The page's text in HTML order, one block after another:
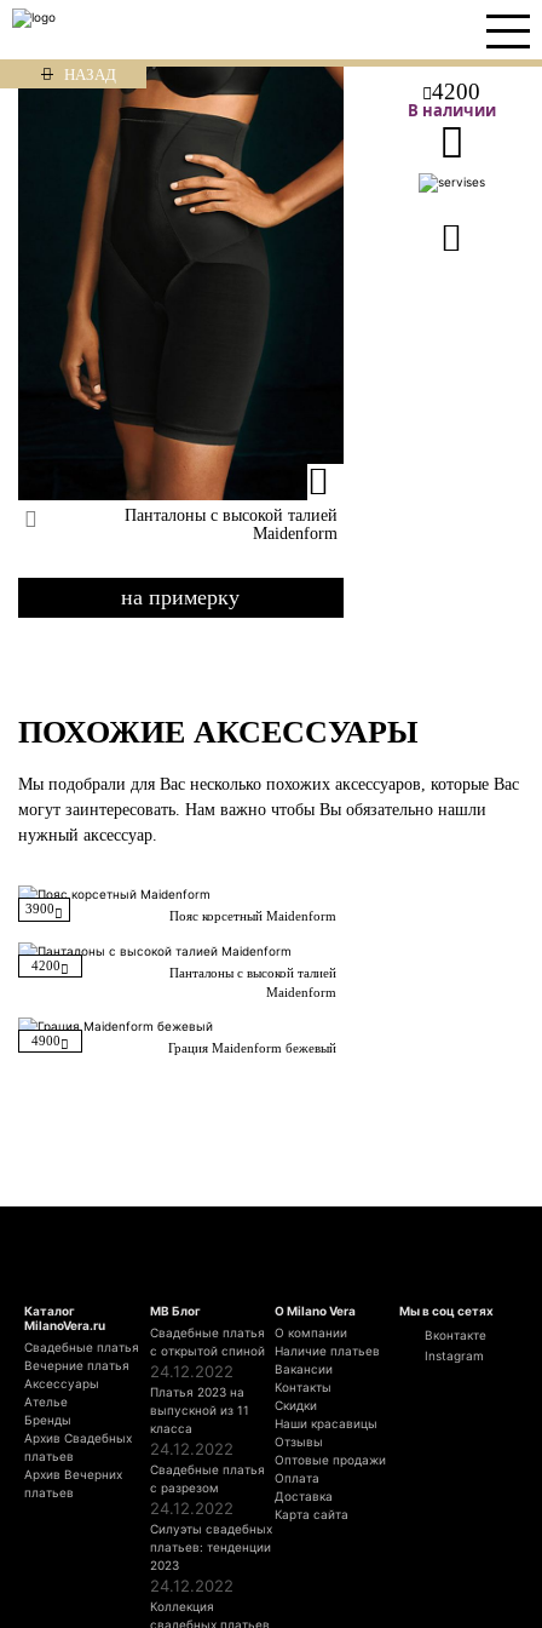
НАЗАД
4200
В наличии
Панталоны с высокой талией
Maidenform
на примерку
ПОХОЖИЕ АКСЕССУАРЫ
Мы подобрали для Вас несколько похожих аксессуаров, которые Вас
могут заинтересовать. Нам важно чтобы Вы обязательно нашли
нужный аксессуар.
3900 Пояс корсетный Maidenform
4200
Панталоны с высокой талией
Maidenform
4900 Грация Maidenform бежевый
Каталог
MilanoVera.ru
Свадебные платья
Вечерние платья
Аксессуары
Ателье
Бренды
Архив Свадебных
платьев
Архив Вечерних
платьев
МВ Блог
Свадебные платья
с открытой спиной
24.12.2022
Платья 2023 на
выпускной из 11
класса
24.12.2022
Свадебные платья
с разрезом
24.12.2022
Силуэты свадебных
платьев: тенденции
2023
24.12.2022
Коллекция
свадебных платьев
О Milano Vera
О компании
Наличие платьев
Вакансии
Контакты
Скидки
Наши красавицы
Отзывы
Оптовые продажи
Оплата
Доставка
Карта сайта
Мы в соц сетях
Вконтакте
Instagram